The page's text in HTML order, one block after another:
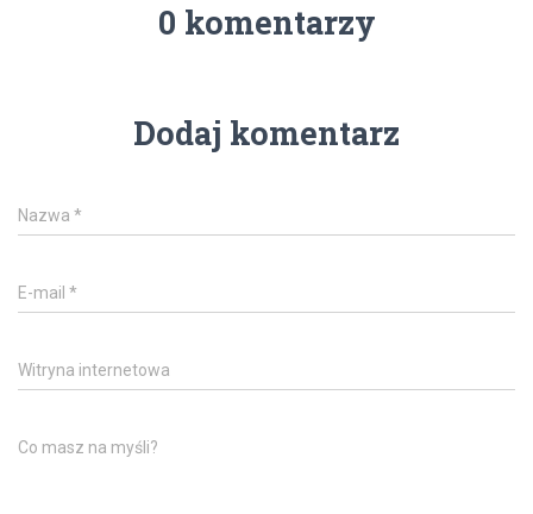
0 komentarzy
Dodaj komentarz
Nazwa *
E-mail *
Witryna internetowa
Co masz na myśli?